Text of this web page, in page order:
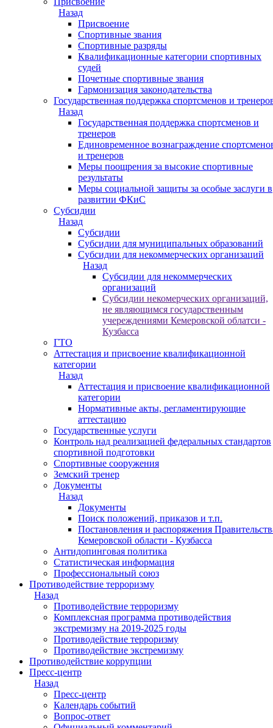
Назад
Присвоение
Спортивные звания
Спортивные разряды
Квалификационные категории спортивных
судей
Почетные спортивные звания
Гармонизация законодательства
Государственная поддержка спортсменов и
Назад
Государственная поддержка спортсменов и
тренеров
Единовременное вознаграждение
и тренеров
Меры поощрения за высокие спортивные
результаты
Меры социальной защиты за особые заслуги в
развитии ФКиС
Субсидии
Назад
Субсидии
Субсидии для муниципальных образований
Субсидии для некоммерческих организаций
Назад
Субсидии для некоммерческих
организаций
Субсидии некомерческих организаций,
не являющимся государственным
учереждениями Кемеровской облатси -
Кузбасса
ГТО
Аттестация и присвоение квалификационной
категории
Назад
Аттестация и присвоение квалификационной
категории
Нормативные акты, регламентирующие
аттестацию
Государственные услуги
Контроль над реализацией федеральных стандартов
спортивной подготовки
Спортивные сооружения
Земский тренер
Документы
Назад
Документы
Поиск положений, приказов и т.п.
Постановления и распоряжения
Кемеровской области - Кузбасса
Антидопинговая политика
Статистическая информация
Профессиональный союз
Противодействие терроризму
Назад
Противодействие терроризму
Комплексная программа противодействия
экстремизму на 2019-2025 годы
Противодействие терроризму
Противодействие экстремизму
Противодействие коррупции
Пресс-центр
Назад
Пресс-центр
Календарь событий
Вопрос-ответ